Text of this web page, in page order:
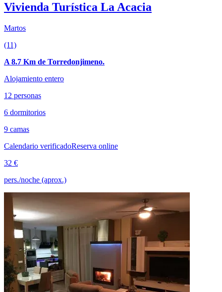
Vivienda Turística La Acacia
Martos
(11)
A 8.7 Km de Torredonjimeno.
Alojamiento entero
12 personas
6 dormitorios
9 camas
Calendario verificadoReserva online
32 €
pers./noche (aprox.)